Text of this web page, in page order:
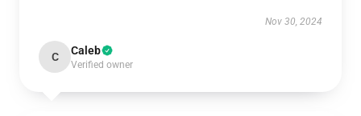
Nov 30, 2024
C Caleb
Verified owner